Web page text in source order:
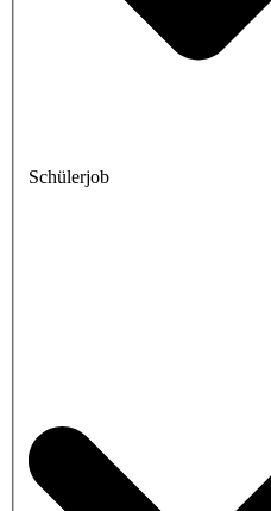
Schülerjob